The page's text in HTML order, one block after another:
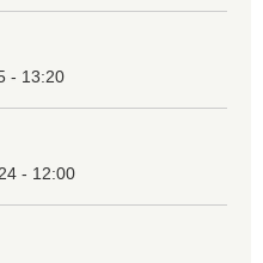
- 13:20
- 12:00